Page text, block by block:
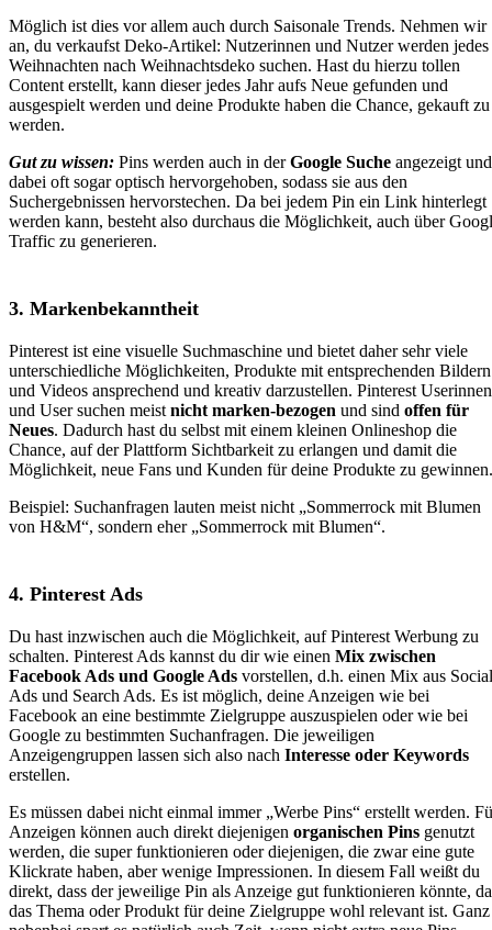
Möglich ist dies vor allem auch durch Saisonale Trends. Nehmen wir
an, du verkaufst Deko-Artikel: Nutzerinnen und Nutzer werden jedes
Weihnachten nach Weihnachtsdeko suchen. Hast du hierzu tollen
Content erstellt, kann dieser jedes Jahr aufs Neue gefunden und
ausgespielt werden und deine Produkte haben die Chance, gekauft zu
werden.
Gut zu wissen: Pins werden auch in derGoogle Suche angezeigt und
dabei oft sogar optisch hervorgehoben, sodass sie aus den
Suchergebnissen hervorstechen. Da bei jedem Pin ein Link hinterlegt
werden kann, besteht also durchaus die Möglichkeit, auch über
Traffic zu generieren.
3. Markenbekanntheit
Pinterest ist eine visuelle Suchmaschine und bietet daher sehr viele
unterschiedliche Möglichkeiten, Produkte mit entsprechenden Bildern
und Videos ansprechend und kreativ darzustellen. Pinterest Userinnen
und User suchen meist nicht marken-bezogen und sind offen für
Neues. Dadurch hast du selbst mit einem kleinen Onlineshop die
Chance, auf der Plattform Sichtbarkeit zu erlangen und damit die
Möglichkeit, neue Fans und Kunden für deine Produkte zu gewinnen.
Beispiel: Suchanfragen lauten meist nicht „Sommerrock mit Blumen
von H&M“, sondern eher „Sommerrock mit Blumen“.
4. Pinterest Ads
Du hast inzwischen auch die Möglichkeit, auf Pinterest Werbung zu
schalten. Pinterest Ads kannst du dir wie einen Mix zwischen
Facebook Ads und Google Ads vorstellen, d.h. einen Mix aus Social
Ads und Search Ads. Es ist möglich, deine Anzeigen wie bei
Facebook an eine bestimmte Zielgruppe auszuspielen oder wie bei
Google zu bestimmten Suchanfragen. Die jeweiligen
Anzeigengruppen lassen sich also nach Interesse oder Keywords
erstellen.
Es müssen dabei nicht einmal immer „Werbe Pins“ erstellt werden.
Anzeigen können auch direkt diejenigen organischen Pins genutzt
werden, die super funktionieren oder diejenigen, die zwar eine gute
Klickrate haben, aber wenige Impressionen. In diesem Fall weißt du
direkt, dass der jeweilige Pin als Anzeige gut funktionieren könnte, da
das Thema oder Produkt für deine Zielgruppe wohl relevant ist. Ganz